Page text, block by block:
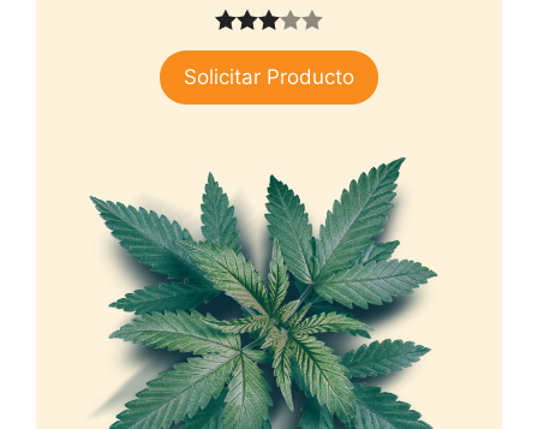
3.00
de 5
Solicitar Producto